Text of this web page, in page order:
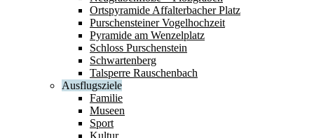
Ortspyramide Affalterbacher Platz
Purschensteiner Vogelhochzeit
Pyramide am Wenzelplatz
Schloss Purschenstein
Schwartenberg
Talsperre Rauschenbach
Ausflugsziele
Familie
Museen
Sport
Kultur